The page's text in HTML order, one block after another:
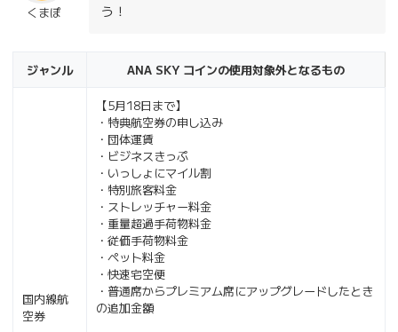
くまぽ
う！
ジャンル ANA SKY コインの使用対象外となるもの
国内線航
空券
【5月18日まで】
・特典航空券の申し込み
・団体運賃
・ビジネスきっぷ
・いっしょにマイル割
・特別旅客料金
・ストレッチャー料金
・重量超過手荷物料金
・従価手荷物料金
・ペット料金
・快速宅空便
・普通席からプレミアム席にアップグレードしたとき
の追加金額